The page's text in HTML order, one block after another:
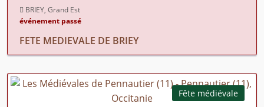
BRIEY, Grand Est
événement passé
FETE MEDIEVALE DE BRIEY
Fête médiévale